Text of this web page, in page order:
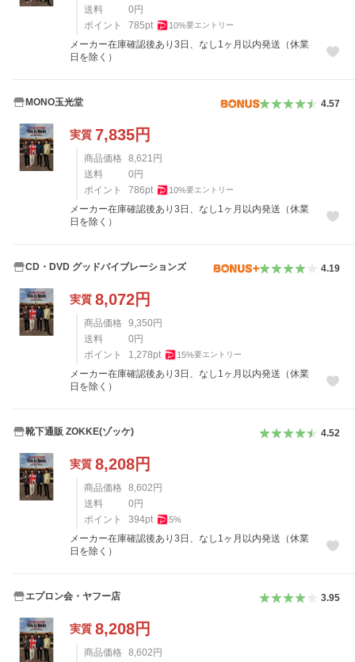
送料
0 円
ポイント
785pt 10%要エントリー
メーカー在庫確認後あり3日、なし1ヶ月以内発送（休業
日を除く）
MONO玉光堂 4.57
実質 7,835円
商品価格 8,621 円
送料
0 円
ポイント
786pt 10%要エントリー
メーカー在庫確認後あり3日、なし1ヶ月以内発送（休業
日を除く）
CD・DVD グッドバイブレーションズ 4.19
実質 8,072円
商品価格 9,350 円
送料
0 円
ポイント
1,278pt 15%要エントリー
メーカー在庫確認後あり3日、なし1ヶ月以内発送（休業
日を除く）
靴下通販 ZOKKE(ゾッケ) 4.52
実質 8,208円
商品価格 8,602 円
送料
0 円
ポイント
394pt 5%
メーカー在庫確認後あり3日、なし1ヶ月以内発送（休業
日を除く）
エプロン会・ヤフー店 3.95
実質 8,208円
商品価格 8,602 円